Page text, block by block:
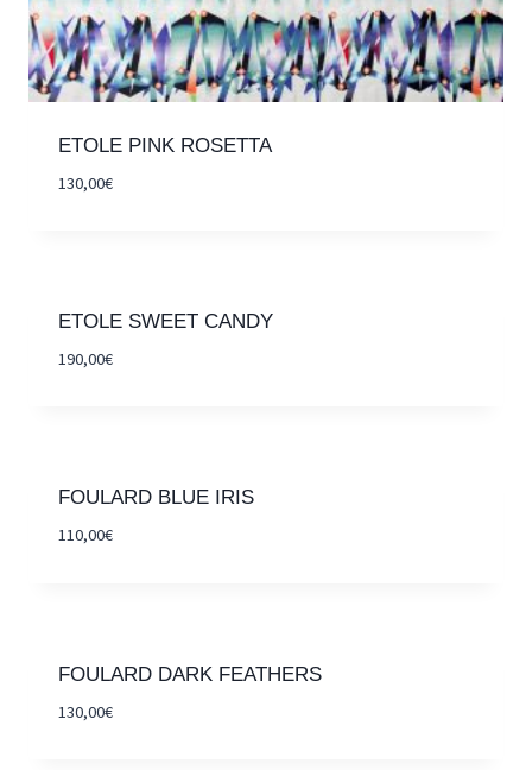
ETOLE PINK ROSETTA
130,00€
ETOLE SWEET CANDY
190,00€
FOULARD BLUE IRIS
110,00€
FOULARD DARK FEATHERS
130,00€